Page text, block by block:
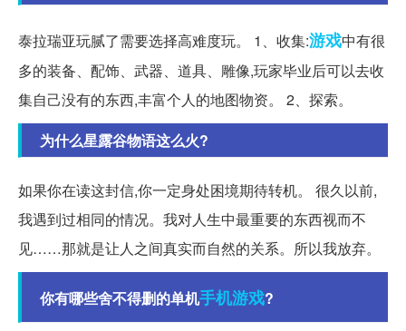
泰拉瑞亚玩腻了需要选择高难度玩。 1、收集:游戏中有很
多的装备、配饰、武器、道具、雕像,玩家毕业后可以去收
集自己没有的东西,丰富个人的地图物资。 2、探索。
为什么星露谷物语这么火?
如果你在读这封信,你一定身处困境期待转机。 很久以前,
我遇到过相同的情况。我对人生中最重要的东西视而不
见……那就是让人之间真实而自然的关系。所以我放弃。
你有哪些舍不得删的单机手机游戏?